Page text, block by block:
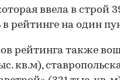
ввела в строй
рейтинге на один
рейтинга также
кв.м),